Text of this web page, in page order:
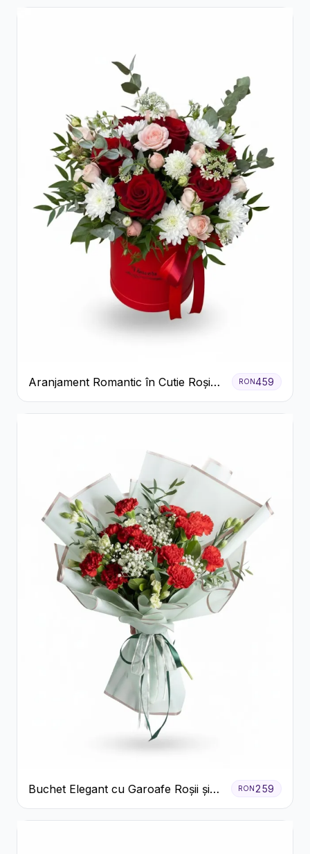
Aranjament Romantic în Cutie Roșie
cu Trandafiri și Crizanteme
RON 459
Buchet Elegant cu Garoafe Roșii și
Floarea Miresei
RON259